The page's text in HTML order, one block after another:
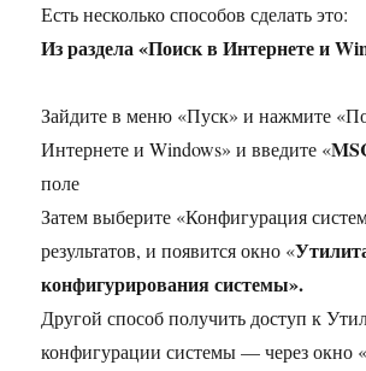
Есть несколько способов сделать это:
Из раздела «Поиск в Интернете и
Зайдите в меню «Пуск» и нажмите
Интернете и Windows» и введите «
поле
Затем выберите «Конфигурация
результатов, и появится окно «
конфигурирования системы».
Другой способ получить доступ к
конфигурации системы — через окно